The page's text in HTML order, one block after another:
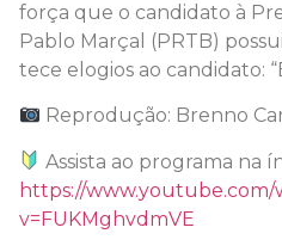
força que o candidato à
Pablo Marçal (PRTB)
tece elogios ao candidato:
Reprodução: Brenno
Assista ao programa na
https://www.youtube.com/
v=FUKMghvdmVE